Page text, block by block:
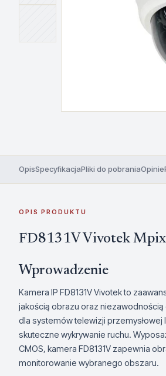
OpisSpecyfikacjaPliki do pobraniaOpinie
OPIS PRODUKTU
FD8131V Vivotek Mpix
Wprowadzenie
Kamera IP FD8131V Vivotek to
jakością obrazu oraz
dla systemów telewizji
skuteczne wykrywanie ruchu.
CMOS, kamera FD8131V zapewnia
monitorowanie wybranego obszaru.